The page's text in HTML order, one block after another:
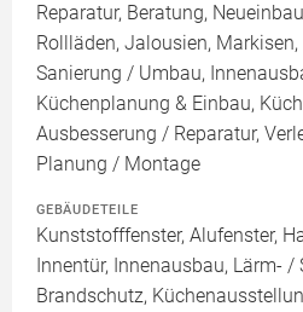
Reparatur, Beratung,
Rollläden, Jalousien,
Sanierung / Umbau,
Küchenplanung & Einbau,
Ausbesserung / Reparatur,
Planung / Montage
GEBÄUDETEILE
Kunststofffenster, Alufenster,
Innentür, Innenausbau, Lärm- /
Brandschutz,